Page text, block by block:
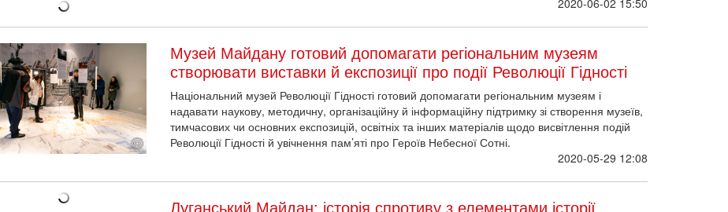
Музей Майдану готовий допомагати регіональним музеям
створювати виставки й експозиції про події Революції Гідності
Національний музей Революції Гідності готовий допомагати регіональним музеям і
надавати наукову, методичну, організаційну й інформаційну підтримку зі створення музеїв,
тимчасових чи основних експозицій, освітніх та інших матеріалів щодо висвітлення подій
Революції Гідності й увічнення пам’яті про Героїв Небесної Сотні.
2020-05-29 12:08
Луганський Майдан: історія спротиву з елементами історії